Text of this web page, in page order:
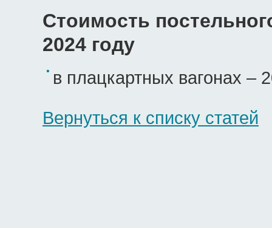
Стоимость
2024 году
в плацкартных вагонах –
Вернуться к списку статей